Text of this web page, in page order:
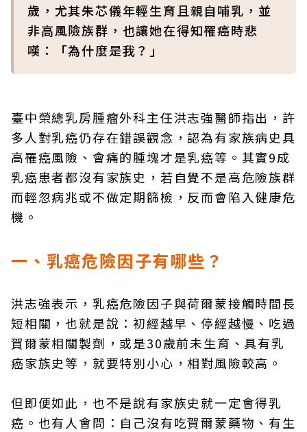
歲，尤其朱芯儀年輕生育且親自哺乳，並
非高風險族群，也讓她在得知罹癌時悲
嘆：「為什麼是我？」
臺中榮總乳房腫瘤外科主任洪志強醫師指出，許
多人對乳癌仍存在錯誤觀念，認為有家族病史具
高罹癌風險、會痛的腫塊才是乳癌等。其實9成
乳癌患者都沒有家族史，若自覺不是高危險族群
而輕忽病兆或不做定期篩檢，反而會陷入健康危
機。
一、乳癌危險因子有哪些？
洪志強表示，乳癌危險因子與荷爾蒙接觸時間長
短相關，也就是說：初經越早、停經越慢、吃過
賀爾蒙相關製劑，或是30歲前未生育、具有乳
癌家族史等，就要特別小心，相對風險較高。
但即便如此，也不是說有家族史就一定會得乳
癌。也有人會問：自己沒有吃賀爾蒙藥物、有生